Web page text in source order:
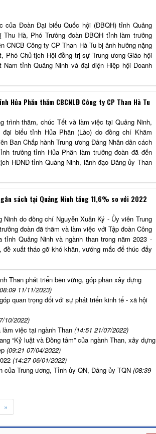
Đoàn Đại biểu Quốc hội (ĐBQH) tỉnh Quảng
Thu Hà, Phó Trưởng đoàn ĐBQH tỉnh làm trưởng
CNCB Công ty CP Than Hà Tu bị ảnh hưởng nặng
Phó Chủ tịch Hội đồng trị sự Trung ương Giáo hội
tỉnh Quảng Ninh và đại diện Hiệp hội Doanh
Hủa Phăn thăm CBCNLĐ Công ty CP Than Hà Tu
chúc Tết và làm việc tại Quảng Ninh,
đại biểu tỉnh Hủa Phăn (Lào) do đồng chí Khăm
Ban Chấp hành Trung ương Đảng Nhân dân cách
trưởng tỉnh Hủa Phăn làm trưởng đoàn đã đến
HĐND tỉnh Quảng Ninh, lãnh đạo Đảng ủy Than
sách tại Quảng Ninh tăng 11,6% so với 2022
do đồng chí Nguyễn Xuân Ký - Ủy viên Trung
đoàn đã thăm và làm việc với Tập đoàn Công
Quảng Ninh và ngành than trong năm 2023 -
xuất tháo gỡ khó khăn, vướng mắc để thúc đẩy
Than phát triển bền vững, góp phần xây dựng
11/11/2023)
quan trọng đối với sự phát triển kinh tế - xã hội
10/2022)
việc tại ngành Than (14:51 21/07/2022)
“Kỷ luật và Đồng tâm” của ngành Than, xây dựng
(09:21 07/04/2022)
(14:27 06/01/2022)
của Trung ương, Tỉnh ủy QN, Đảng ủy TQN (08:39
»